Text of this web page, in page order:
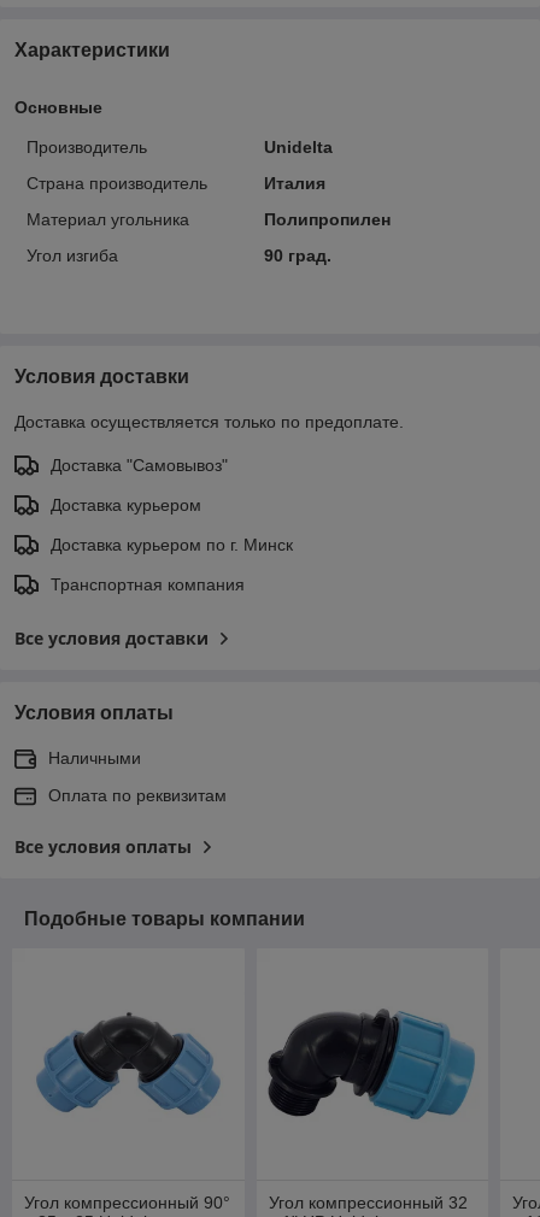
Характеристики
Основные
Производитель
Unidelta
Страна производитель
Италия
Материал угольника
Полипропилен
Угол изгиба
90 град.
Условия доставки
Доставка осуществляется только по предоплате.
Доставка "Самовывоз"
Доставка курьером
Доставка курьером по г. Минск
Транспортная компания
Все условия доставки
Условия оплаты
Наличными
Оплата по реквизитам
Все условия оплаты
Подобные товары компании
Угол компрессионный 90°
Угол компрессионный 32